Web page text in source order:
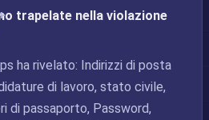
trapelate nella violazione
ha rivelato: Indirizzi di posta
di lavoro, stato civile,
di passaporto, Password,